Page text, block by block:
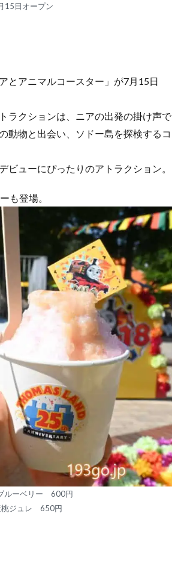
15日オープン
とアニマルコースター」が7月15日
ラクションは、ニアの出発の掛け声で
動物と出会い、ソドー島を探検するコ
ビューにぴったりのアトラクション。
も登場。
ルーベリー 600円
桃ジュレ 650円